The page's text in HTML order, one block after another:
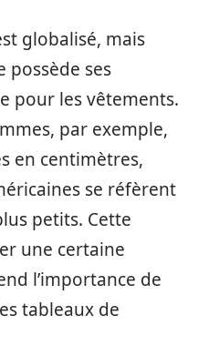
globalisé, mais
possède ses
pour les vêtements.
par exemple,
en centimètres,
se réfèrent
petits. Cette
une certaine
l’importance de
tableaux de